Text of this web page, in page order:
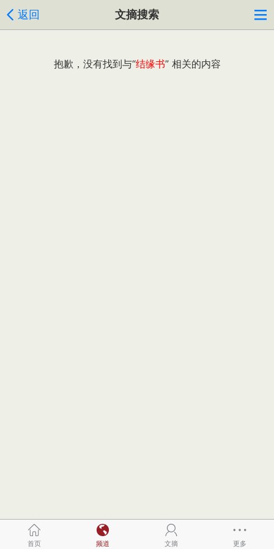
返回 文摘搜索
抱歉，没有找到与“结缘书” 相关的内容
首页 频道 文摘 更多